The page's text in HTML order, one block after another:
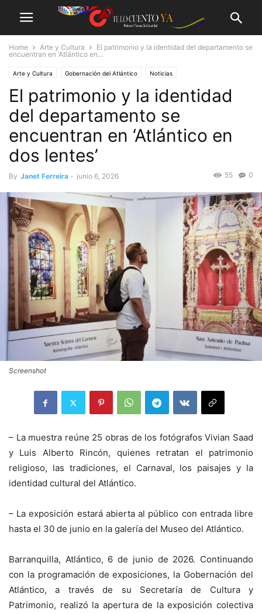
Home Arte y Cultura
El patrimonio y la identidad del departamento se
encuentran en ‘Atlántico en...
Arte y Cultura Gobernación del Atlántico Noticias
El patrimonio y la identidad
del departamento se
encuentran en ‘Atlántico en
dos lentes’
By Janet Ferreira - junio 6, 2026 0
55
Screenshot
– La muestra reúne 25 obras de los fotógrafos Vivian Saad
y Luis Alberto Rincón, quienes retratan el patrimonio
religioso, las tradiciones, el Carnaval, los paisajes y la
identidad cultural del Atlántico.
– La exposición estará abierta al público con entrada libre
hasta el 30 de junio en la galería del Museo del Atlántico.
Barranquilla, Atlántico, 6 de junio de 2026. Continuando
con la programación de exposiciones, la Gobernación del
Atlántico, a través de su Secretaría de Cultura y
Patrimonio, realizó la apertura de la exposición colectiva